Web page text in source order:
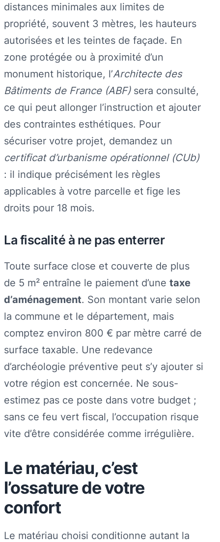
distances minimales aux limites de
propriété, souvent 3 mètres, les hauteurs
autorisées et les teintes de façade. En
zone protégée ou à proximité d’un
monument historique, l’Architecte des
Bâtiments de France (ABF)sera consulté,
ce qui peut allonger l’instruction et ajouter
des contraintes esthétiques. Pour
sécuriser votre projet, demandez un
certificat d’urbanisme opérationnel (CUb)
: il indique précisément les règles
applicables à votre parcelle et fige les
droits pour 18 mois.
La fiscalité à ne pas enterrer
Toute surface close et couverte de plus
de 5 m² entraîne le paiement d’une taxe
d’aménagement. Son montant varie selon
la commune et le département, mais
comptez environ 800 € par mètre carré de
surface taxable. Une redevance
d’archéologie préventive peut s’y ajouter si
votre région est concernée. Ne sous-
estimez pas ce poste dans votre budget ;
sans ce feu vert fiscal, l’occupation risque
vite d’être considérée comme irrégulière.
Le matériau, c’est
l’ossature de votre
confort
Le matériau choisi conditionne autant la